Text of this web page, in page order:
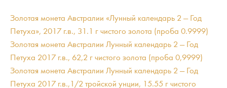
Золотая монета Австралии «Лунный календарь 2 — Год
Петуха», 2017 г.в., 31.1 г чистого золота (проба 0.9999)
Золотая монета Австралии Лунный календарь 2 — Год
Петуха 2017 г.в., 62,2 г чистого золота (проба 0,9999)
Золотая монета Австралии Лунный календарь 2 — Год
Петуха 2017 г.в.,1/2 тройской унции, 15.55 г чистого